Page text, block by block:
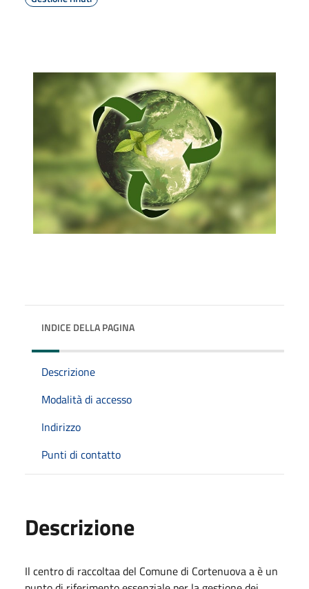
INDICE DELLA PAGINA
Descrizione
Modalità di accesso
Indirizzo
Punti di contatto
Descrizione
Il centro di raccoltaa del Comune di Cortenuova a è un